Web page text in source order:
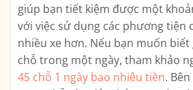
giúp bạn tiết kiệm được một
với việc sử dụng các phương tiện
nhiều xe hơn. Nếu bạn muốn biết
chỗ trong một ngày, tham khảo
45 chỗ 1 ngày bao nhiêu tiền.